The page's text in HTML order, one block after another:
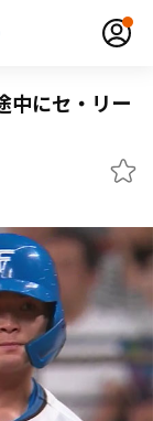
中にセ・リー